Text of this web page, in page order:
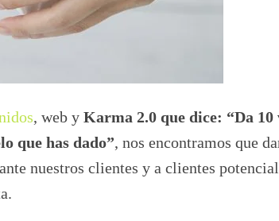
, web y Karma 2.0 que dice: “Da 10
que has dado”, nos encontramos que
nuestros clientes y a clientes